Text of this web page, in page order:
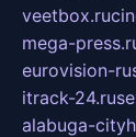
veetbox.ru
mega-
eurovision-
itrack-24.ru
alabuga-